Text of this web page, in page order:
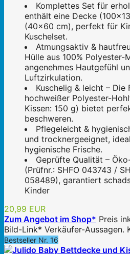
Komplettes Set für
enthält eine Decke
(40x60 cm), perfekt für
Kuschelset.
Atmungsaktiv &
Hülle aus 100%
angenehmes Hautgefühl
Luftzirkulation.
Kuschelig & leicht – Die
hochweißer Polyester-
Kissen: 150 g) bietet
beschweren.
Pflegeleicht &
und trocknergeeignet,
hygienische Frische.
Geprüfte Qualität –
(Prüfnr.: SHFO 043743 /
058489), garantiert
Kinder
20,99 EUR
Zum Angebot im Shop* Preis
Bild-Link* Verkäufer-Aussagen.
Bestseller Nr. 16